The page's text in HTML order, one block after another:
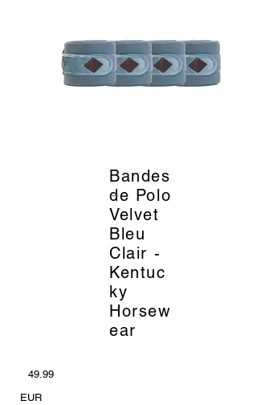
Bandes
de Polo
Velvet
Bleu
Clair -
Kentuc
ky
Horsew
ear
_
49.99
EUR